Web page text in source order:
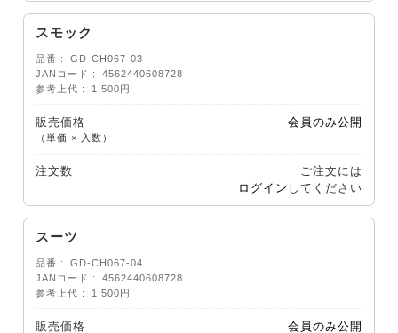
スモック
品番
GD-CH067-03
JANコード
4562440608728
参考上代
1,500円
販売価格
（単価 × 入数）
会員のみ公開
注文数
ご注文には
ログイン してください
スーツ
品番
GD-CH067-04
JANコード
4562440608728
参考上代
1,500円
販売価格 会員のみ公開